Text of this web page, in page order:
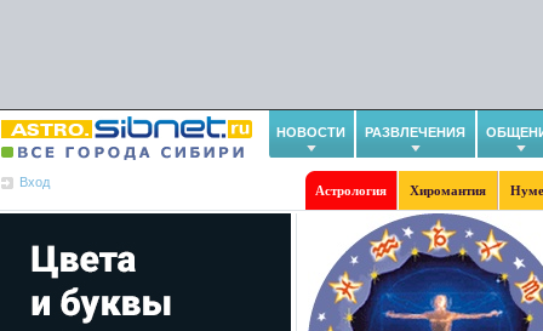
НОВОСТИ РАЗВЛЕЧЕНИЯ
Вход
Астрология Хиромантия